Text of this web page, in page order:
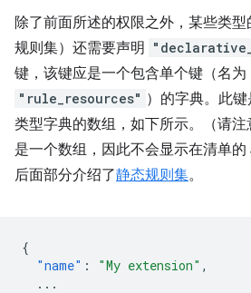
除了前面所述的权限之外，某些类
规则集）还需要声明
键，该键应是一个包含单个键（名为
"rule_resources" ）的字典。此
类型字典的数组，如下所示。（请注
是一个数组，因此不会显示在清单的
后面部分介绍了静态规则集。
{
"name" : "My extension" ,
...